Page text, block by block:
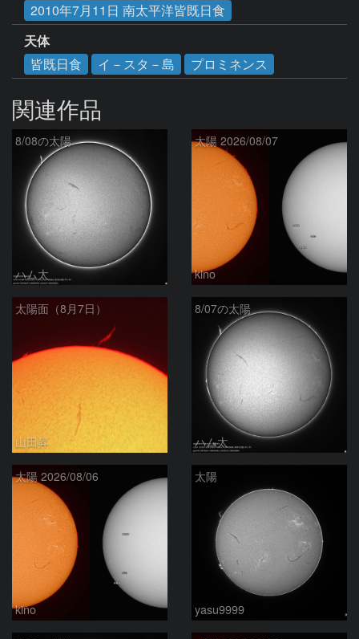
2010年7月11日 南太平洋皆既日食
天体
皆既日食
イ－スタ－島 プロミネンス
関連作品
8/08の太陽
ハム太
太陽 2026/08/07
kino
太陽面（8月7日）
山田昇
8/07の太陽
ハム太
太陽 2026/08/06
kino
太陽
yasu9999